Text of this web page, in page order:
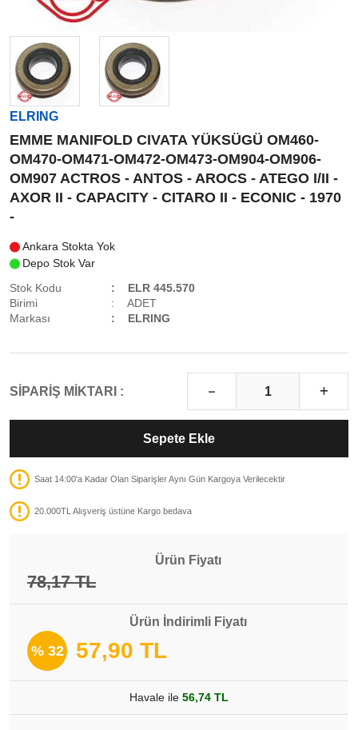
ELRING
EMME MANIFOLD CIVATA YÜKSÜGÜ OM460-
OM470-OM471-OM472-OM473-OM904-OM906-
OM907 ACTROS - ANTOS - AROCS - ATEGO I/II -
AXOR II - CAPACITY - CITARO II - ECONIC - 1970
-
Ankara Stokta Yok
Depo Stok Var
Stok Kodu
ELR 445.570
Birimi
ADET
Markası
ELRING
SİPARİŞ MİKTARI :
Sepete Ekle
Saat 14:00'a Kadar Olan Siparişler Aynı Gün Kargoya Verilecektir
20.000TL Alışveriş üstüne Kargo bedava
Ürün Fiyatı
78,17 TL
Ürün İndirimli Fiyatı
% 32 57,90 TL
Havale ile 56,74 TL